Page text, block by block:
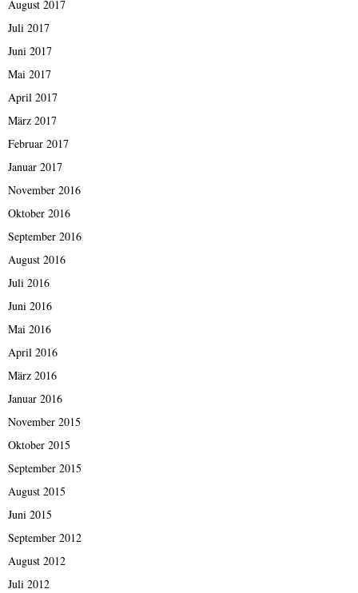
August 2017
Juli 2017
Juni 2017
Mai 2017
April 2017
März 2017
Februar 2017
Januar 2017
November 2016
Oktober 2016
September 2016
August 2016
Juli 2016
Juni 2016
Mai 2016
April 2016
März 2016
Januar 2016
November 2015
Oktober 2015
September 2015
August 2015
Juni 2015
September 2012
August 2012
Juli 2012